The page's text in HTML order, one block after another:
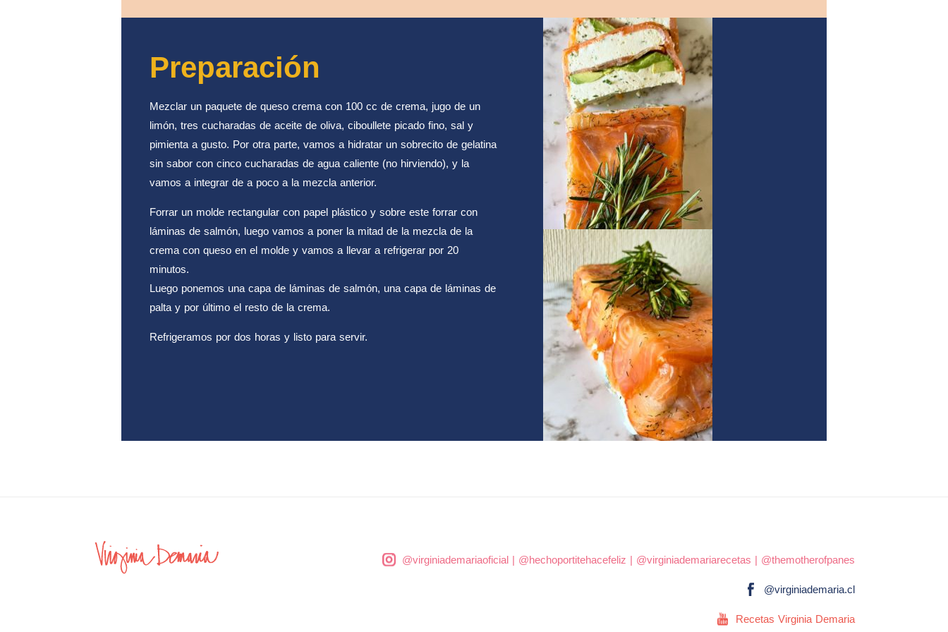
Preparación
Mezclar un paquete de queso crema con 100 cc de crema, jugo de un
limón, tres cucharadas de aceite de oliva, ciboullete picado fino, sal y
pimienta a gusto. Por otra parte, vamos a hidratar un sobrecito de gelatina
sin sabor con cinco cucharadas de agua caliente (no hirviendo), y la
vamos a integrar de a poco a la mezcla anterior.
Forrar un molde rectangular con papel plástico y sobre este forrar con
láminas de salmón, luego vamos a poner la mitad de la mezcla de la
crema con queso en el molde y vamos a llevar a refrigerar por 20
minutos.
Luego ponemos una capa de láminas de salmón, una capa de láminas de
palta y por último el resto de la crema.
Refrigeramos por dos horas y listo para servir.
@virginiademariaoficial| @hechoportitehacefeliz | @virginiademariarecetas | @themotherofpanes
@virginiademaria.cl
Recetas Virginia Demaria